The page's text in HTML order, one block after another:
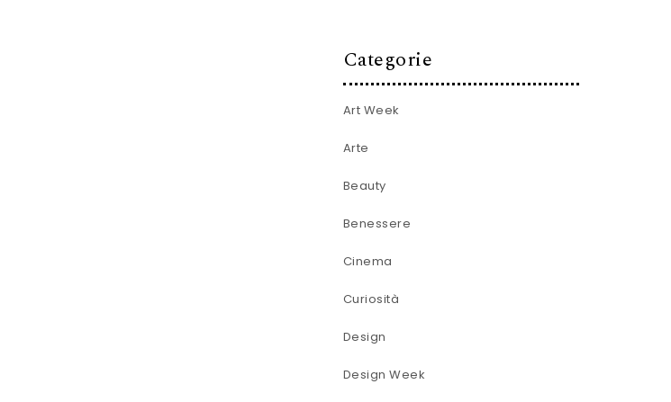
Categorie
Art Week
Arte
Beauty
Benessere
Cinema
Curiosità
Design
Design Week